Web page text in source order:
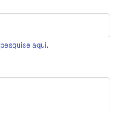
pesquise aqui.